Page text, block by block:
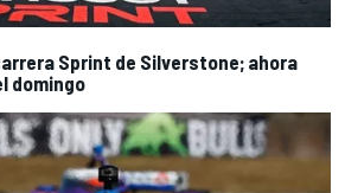
Sprint de Silverstone; ahora
domingo